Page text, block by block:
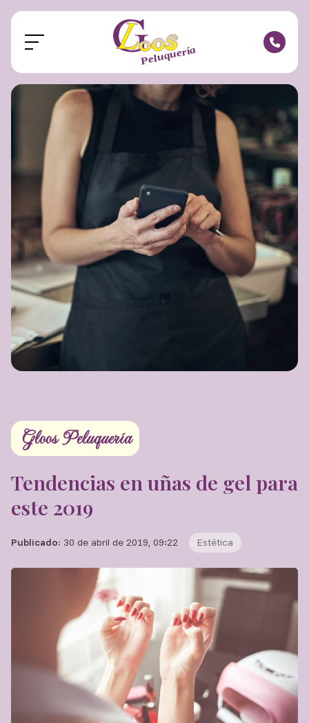
Gloos Peluquería
Tendencias en uñas de gel para
este 2019
Publicado: 30 de abril de 2019, 09:22 Estética